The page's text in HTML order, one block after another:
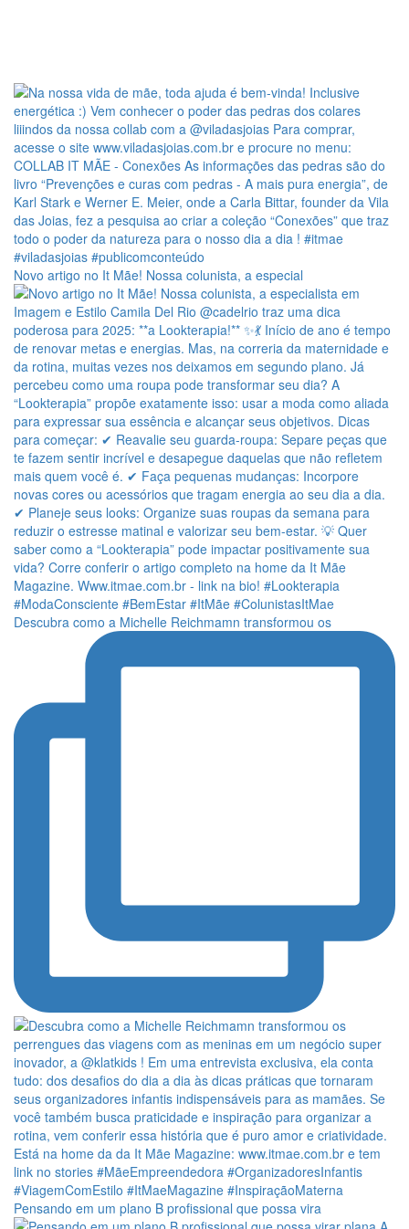
Novo artigo no It Mãe! Nossa colunista, a especial
Descubra como a Michelle Reichmamn transformou os
Pensando em um plano B profissional que possa vira